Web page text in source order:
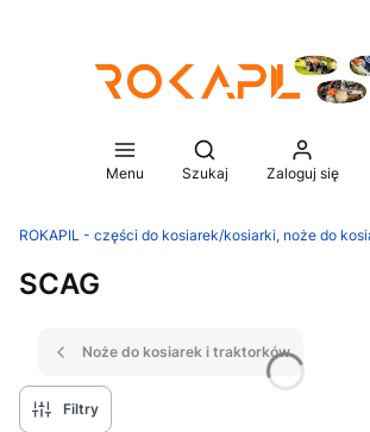
Menu
Otwórz wyszukiwarkę
Szukaj Zaloguj się
ROKAPIL - części do kosiarek/kosiarki, noże do
SCAG
Noże do kosiarek i traktorków
Filtry